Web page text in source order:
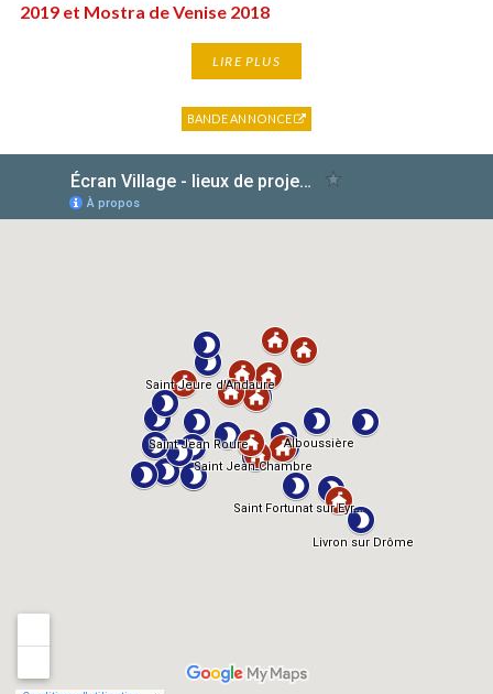
2019 et Mostra de Venise 2018
LIRE PLUS
BANDE ANNONCE